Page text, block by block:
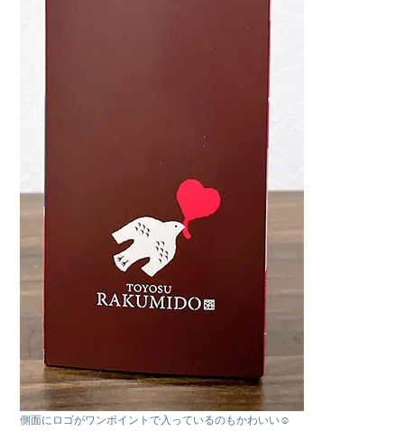
側面にロゴがワンポイントで入っているのもかわいい☺︎